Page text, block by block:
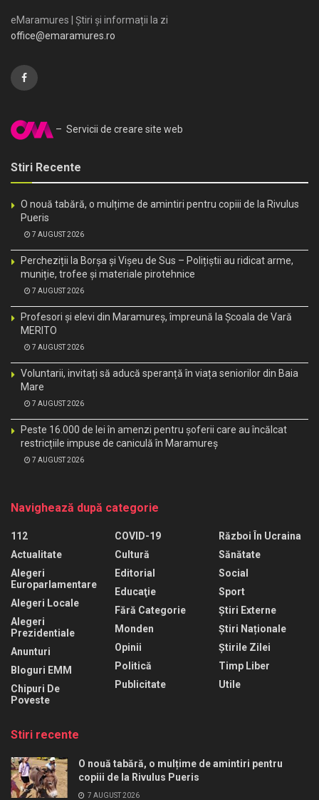
eMaramures | Știri și informații la zi
office@emaramures.ro
– Servicii de creare site web
Stiri Recente
O nouă tabără, o mulțime de amintiri pentru copiii de la Rivulus
Pueris
7 AUGUST 2026
Percheziții la Borșa și Vișeu de Sus – Polițiștii au ridicat arme,
muniție, trofee și materiale pirotehnice
7 AUGUST 2026
Profesori și elevi din Maramureș, împreună la Școala de Vară
MERITO
7 AUGUST 2026
Voluntarii, invitați să aducă speranță în viața seniorilor din Baia
Mare
7 AUGUST 2026
Peste 16.000 de lei în amenzi pentru șoferii care au încălcat
restricțiile impuse de caniculă în Maramureș
7 AUGUST 2026
Navighează după categorie
112
Actualitate
Alegeri
Europarlamentare
Alegeri Locale
Alegeri
Prezidentiale
Anunturi
Bloguri EMM
Chipuri De
Poveste
COVID-19
Cultură
Editorial
Educaţie
Fără Categorie
Monden
Opinii
Politică
Publicitate
Război În Ucraina
Sănătate
Social
Sport
Știri Externe
Știri Naționale
Știrile Zilei
Timp Liber
Utile
Stiri recente
O nouă tabără, o mulțime de amintiri pentru
copiii de la Rivulus Pueris
7 AUGUST 2026